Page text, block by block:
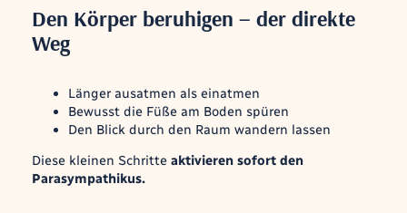
Den Körper beruhigen – der direkte
Weg
Länger ausatmen als einatmen
Bewusst die Füße am Boden spüren
Den Blick durch den Raum wandern lassen
Diese kleinen Schritte aktivieren sofort den
Parasympathikus.